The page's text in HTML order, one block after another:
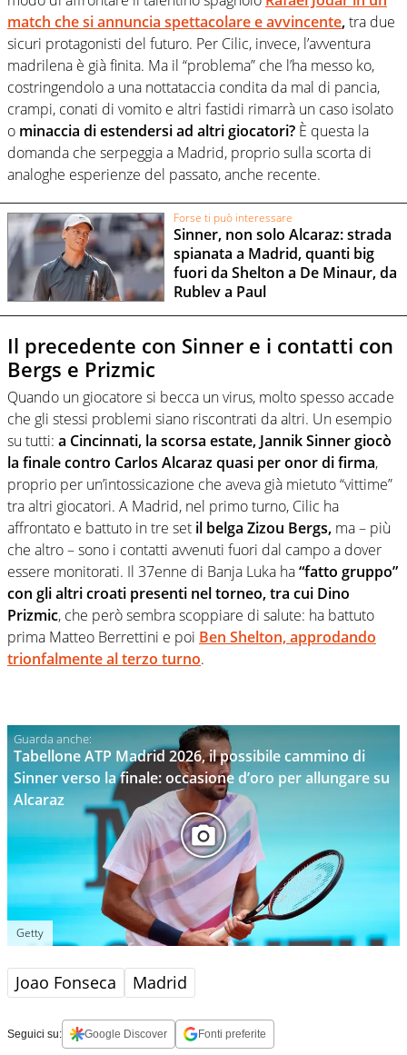
match che si annuncia spettacolare e avvincente,tra due
sicuri protagonisti del futuro. Per Cilic, invece, l’avventura
madrilena è già finita. Ma il “problema” che l’ha messo ko,
costringendolo a una nottataccia condita da mal di pancia,
crampi, conati di vomito e altri fastidi rimarrà un caso isolato
o minaccia di estendersi ad altri giocatori? È questa la
domanda che serpeggia a Madrid, proprio sulla scorta di
analoghe esperienze del passato, anche recente.
Forse ti può interessare
Sinner, non solo Alcaraz: strada
spianata a Madrid, quanti big
fuori da Shelton a De Minaur, da
Rublev a Paul
Il precedente con Sinner e i contatti con
Bergs e Prizmic
Quando un giocatore si becca un virus, molto spesso accade
che gli stessi problemi siano riscontrati da altri. Un esempio
su tutti: a Cincinnati, la scorsa estate, Jannik Sinner giocò
la finale contro Carlos Alcaraz quasi per onor di firma,
proprio per un’intossicazione che aveva già mietuto “vittime”
tra altri giocatori. A Madrid, nel primo turno, Cilic ha
affrontato e battuto in tre set il belga Zizou Bergs, ma – più
che altro – sono i contatti avvenuti fuori dal campo a dover
essere monitorati. Il 37enne di Banja Luka ha“fatto gruppo”
con gli altri croati presenti nel torneo, tra cui Dino
Prizmic, che però sembra scoppiare di salute: ha battuto
prima Matteo Berrettini e poi Ben Shelton, approdando
trionfalmente al terzo turno.
Tabellone ATP Madrid 2026, il possibile cammino di
Sinner verso la finale: occasione d’oro per allungare su
Alcaraz
Getty
Joao Fonseca Madrid
Seguici su: Google Discover Fonti preferite